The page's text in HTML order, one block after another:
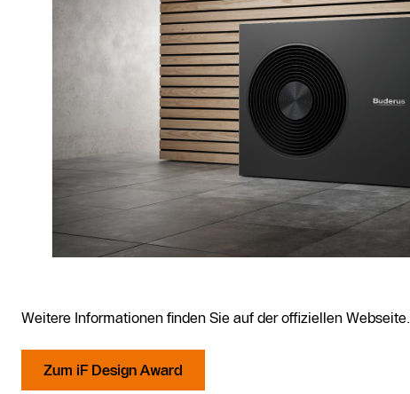
Weitere Informationen finden Sie auf der offiziellen Webseite.
Zum iF Design Award